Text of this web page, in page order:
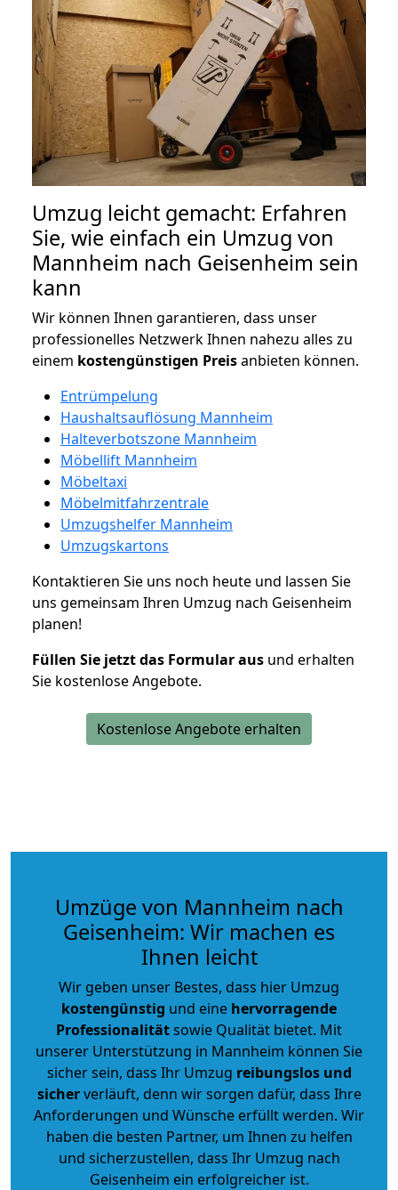
Umzug leicht gemacht: Erfahren
Sie, wie einfach ein Umzug von
Mannheim nach Geisenheim sein
kann
Wir können Ihnen garantieren, dass unser
professionelles Netzwerk Ihnen nahezu alles zu
einem kostengünstigen Preisanbieten können.
Entrümpelung
Haushaltsauflösung Mannheim
Halteverbotszone Mannheim
Möbellift Mannheim
Möbeltaxi
Möbelmitfahrzentrale
Umzugshelfer Mannheim
Umzugskartons
Kontaktieren Sie uns noch heute und lassen Sie
uns gemeinsam Ihren Umzug nach Geisenheim
planen!
Füllen Sie jetzt das Formular aus und erhalten
Sie kostenlose Angebote.
Kostenlose Angebote erhalten
Umzüge von Mannheim nach
Geisenheim: Wir machen es
Ihnen leicht
Wir geben unser Bestes, dass hier Umzug
kostengünstig und eine hervorragende
Professionalitätsowie Qualität bietet. Mit
unserer Unterstützung in Mannheim können Sie
sicher sein, dass Ihr Umzug reibungslos und
sicherverläuft, denn wir sorgen dafür, dass Ihre
Anforderungen und Wünsche erfüllt werden. Wir
haben die besten Partner, um Ihnen zu helfen
und sicherzustellen, dass Ihr Umzug nach
Geisenheim ein erfolgreicher ist.